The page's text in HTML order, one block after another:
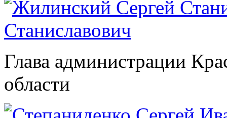
Станиславович
Глава администрации
области